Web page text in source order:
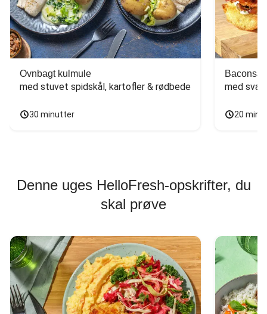
Ovnbagt kulmule
med stuvet spidskål, kartofler & rødbede
30 minutter
med
20
Denne uges HelloFresh-opskrifter, du
skal prøve